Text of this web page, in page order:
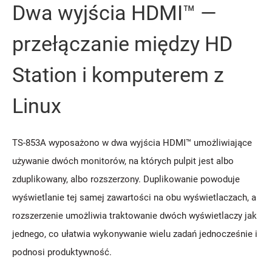
Dwa wyjścia HDMI™ —
przełączanie między HD
Station i komputerem z
Linux
TS-853A wyposażono w dwa wyjścia HDMI™ umożliwiające
używanie dwóch monitorów, na których pulpit jest albo
zduplikowany, albo rozszerzony. Duplikowanie powoduje
wyświetlanie tej samej zawartości na obu wyświetlaczach, a
rozszerzenie umożliwia traktowanie dwóch wyświetlaczy jak
jednego, co ułatwia wykonywanie wielu zadań jednocześnie i
podnosi produktywność.